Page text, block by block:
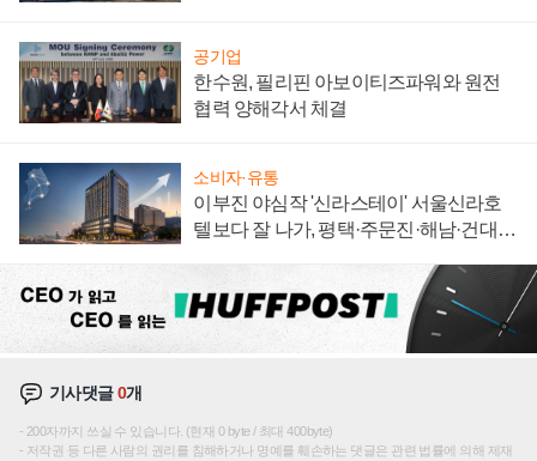
공기업
한수원, 필리핀 아보이티즈파워와 원전
협력 양해각서 체결
소비자·유통
이부진 야심작 '신라스테이' 서울신라호
텔보다 잘 나가, 평택·주문진·해남·건대로
기사댓글0개
200자까지 쓰실 수 있습니다. (현재 0 byte / 최대 400byte)
저작권 등 다른 사람의 권리를 침해하거나 명예를 훼손하는 댓글은 관련 법률에 의해 제재